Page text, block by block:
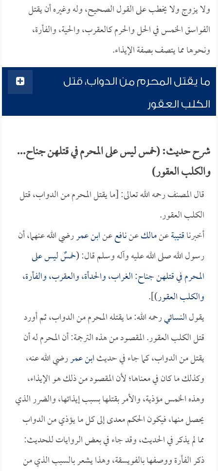
ولا يزوج ولا يخطب على القول الصحيح، وله وغيره أن يقتل
الفواسق الخمس في الحل والحرم كالعقرب، والحية، والفأرة،
ونحوها مما يتصف بصفة الإيذاء.
ما يقتل المحرم من الدواب، قتل
الكلب العقور
شرح حديث: (خمس ليس على المحرم في قتلهن جناح...
والكلب العقور)
قال المصنف رحمه الله تعالى: [ما يقتل المحرم من الدواب، قتل
الكلب العقور.
أخبرناقتيبةعنمالكعننافععنابن عمررضي الله عنهما، أن
رسول الله صلى الله عليه وآله وسلم قال: (خمسٌ ليس على
المحرم في قتلهن جناح: الغراب، والحدأة، والعقرب، والفأرة،
والكلب العقور)].
يقولالنسائيرحمه الله: ما يقتله المحرم من الدواب، ثم أورد
قتل الكلب العقور. المقصود من هذه الترجمة: أن المحرم له أن
يقتل من الدواب، كما جاء في حديثابن عمررضي الله عنه،
وكذلك ما كان في معناها؛ لأن المقصود من ذلك هو الإيذاء،
وهذه الخمس مؤذية، والأمر بقتلها بسبب إيذائها، والضرر الذي
يحصل منها، فيكون الحكم معدى إلى كل ما يؤذي من الدواب
مما لم يذكر في الحديث، وقد جاء في بعض الروايات للحديث:
ذكر الفأرة ووصفها بالفويسقة، وهذا يشعر بالسبب الذي من